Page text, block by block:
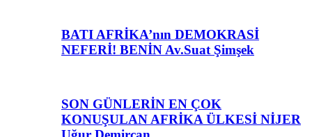
BATI AFRİKA’nın DEMOKRASİ
NEFERİ! BENİN Av.Suat Şimşek
SON GÜNLERİN EN ÇOK
KONUŞULAN AFRİKA ÜLKESİ NİJER